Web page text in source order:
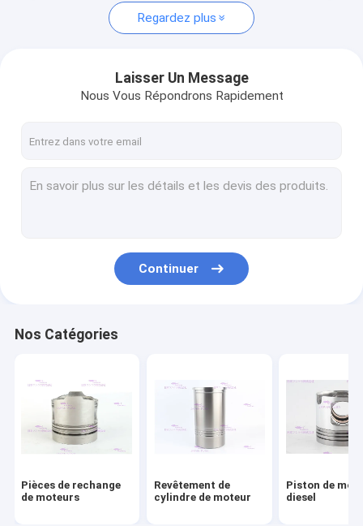
Revêtement de cylindre de moteur
Piston de moteur diesel
Kit de garniture de moteur
Remplacement de disque d'embrayage
Injecteur de gazole
Pompe d'extracteur d'huile
Regardez plus
Laisser Un Message
Nous Vous Répondrons Rapidement
Continuer
Nos Catégories
Pièces de rechange
de moteurs
Revêtement de
cylindre de moteur
Piston de
diesel